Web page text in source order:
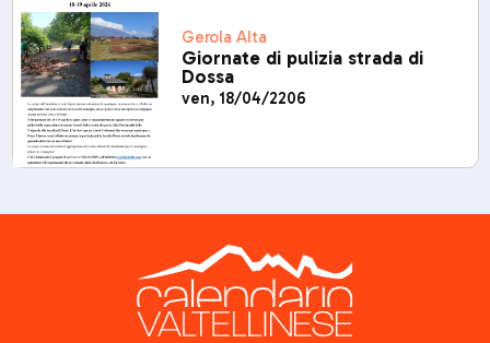
Gerola Alta
Giornate di pulizia strada di
Dossa
ven, 18/04/2206